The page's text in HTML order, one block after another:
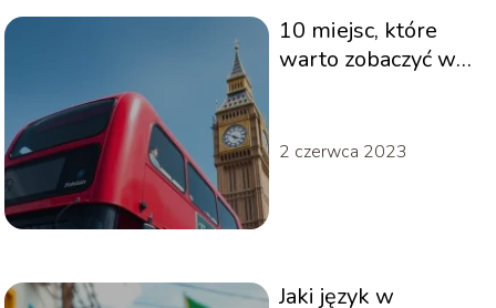
10 miejsc, które
warto zobaczyć w
turystyczny
2 czerwca 2023
Jaki język w